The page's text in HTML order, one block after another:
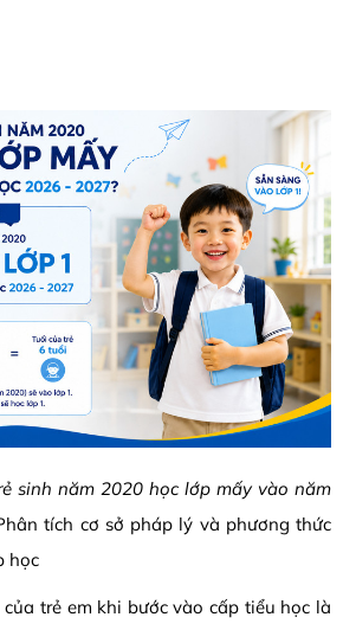
sinh năm 2020 học lớp mấy vào năm
tích cơ sở pháp lý và phương thức
học
trẻ em khi bước vào cấp tiểu học là